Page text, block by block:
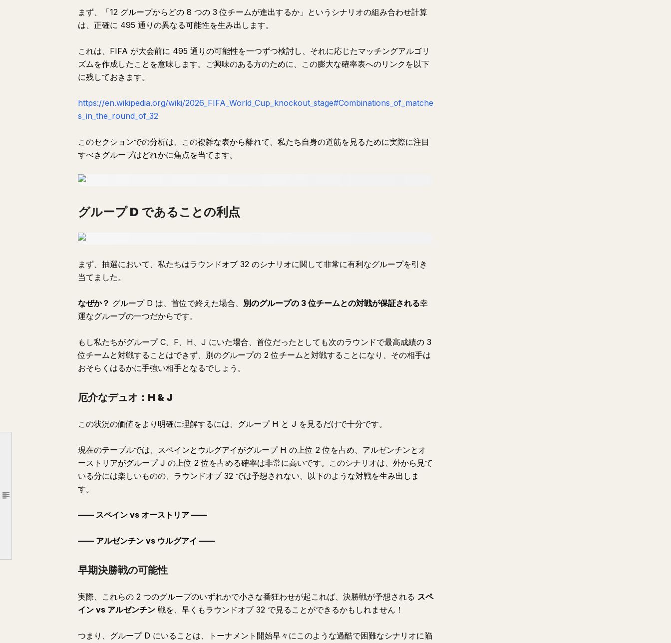
Article outline
—— グループを首位で終えた場合
—— グループを 2 位で終えた場合
—— 3 位への道における潜在的な対戦相手
—— 3 位の場合に対戦する可能性が最も高い巨人たち：
—— レイティングが考慮された場合、シナリオはどのように変化するか？
この素晴らしいワールドカップの冒険において、私たちの選手たちの成功を心から祈っています！
まず、「12 グループからどの 8 つの 3 位チームが進出するか」というシナリオの組み合わせ計算
は、正確に 495 通りの異なる可能性を生み出します。
これは、FIFA が大会前に 495 通りの可能性を一つずつ検討し、それに応じたマッチングアルゴリ
ズムを作成したことを意味します。ご興味のある方のために、この膨大な確率表へのリンクを以下
に残しておきます。
https://en.wikipedia.org/wiki/2026_FIFA_World_Cup_knockout_stage#Combinations_of_matche
s_in_the_round_of_32
このセクションでの分析は、この複雑な表から離れて、私たち自身の道筋を見るために実際に注目
すべきグループはどれかに焦点を当てます。
グループ D であることの利点
まず、抽選において、私たちはラウンドオブ 32 のシナリオに関して非常に有利なグループを引き
当てました。
なぜか？ グループ D は、首位で終えた場合、 別のグループの 3 位チームとの対戦が保証される幸
運なグループの一つだからです。
もし私たちがグループ C、F、H、J にいた場合、首位だったとしても次のラウンドで最高成績の 3
位チームと対戦することはできず、別のグループの 2 位チームと対戦することになり、その相手は
おそらくはるかに手強い相手となるでしょう。
厄介なデュオ：H & J
この状況の価値をより明確に理解するには、グループ H と J を見るだけで十分です。
現在のテーブルでは、スペインとウルグアイがグループ H の上位 2 位を占め、アルゼンチンとオ
ーストリアがグループ J の上位 2 位を占める確率は非常に高いです。このシナリオは、外から見て
いる分には楽しいものの、ラウンドオブ 32 では予想されない、以下のような対戦を生み出しま
す。
—— スペイン vs オーストリア ——
—— アルゼンチン vs ウルグアイ ——
早期決勝戦の可能性
実際、これらの 2 つのグループのいずれかで小さな番狂わせが起これば、決勝戦が予想される スペ
イン vs アルゼンチン 戦を、早くもラウンドオブ 32 で見ることができるかもしれません！
つまり、グループ D にいることは、トーナメント開始早々にこのような過酷で困難なシナリオに陥